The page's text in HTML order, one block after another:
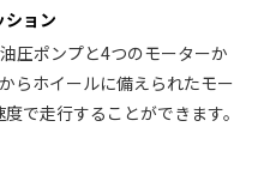
ション
圧ポンプと4つのモーターか
らホイールに備えられたモー
で走行することができます。